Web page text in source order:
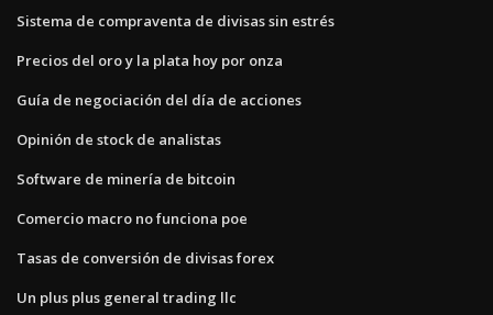
Sistema de compraventa de divisas sin estrés
Precios del oro y la plata hoy por onza
Guía de negociación del día de acciones
Opinión de stock de analistas
Software de minería de bitcoin
Comercio macro no funciona poe
Tasas de conversión de divisas forex
Un plus plus general trading llc